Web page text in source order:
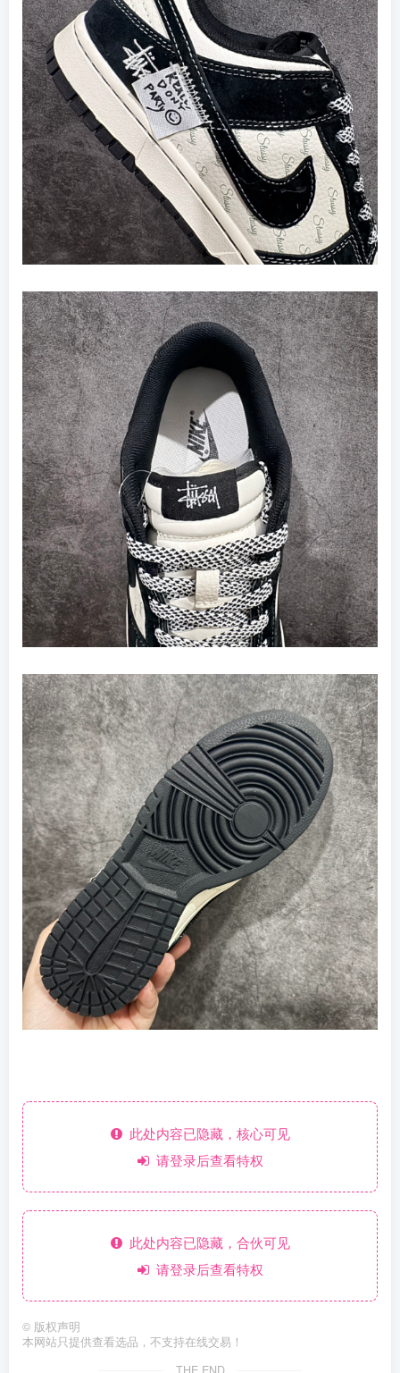
此处内容已隐藏，核心可见
请登录后查看特权
此处内容已隐藏，合伙可见
请登录后查看特权
© 版权声明
本网站只提供查看选品，不支持在线交易！